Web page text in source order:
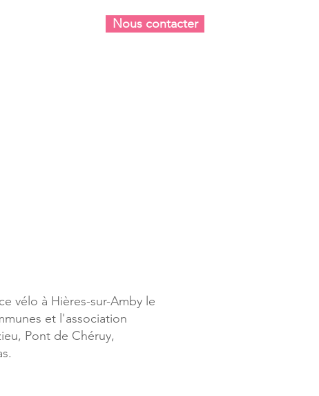
Nous contacter
vélo à Hières-sur-Amby le
et l'association
Pont de Chéruy,